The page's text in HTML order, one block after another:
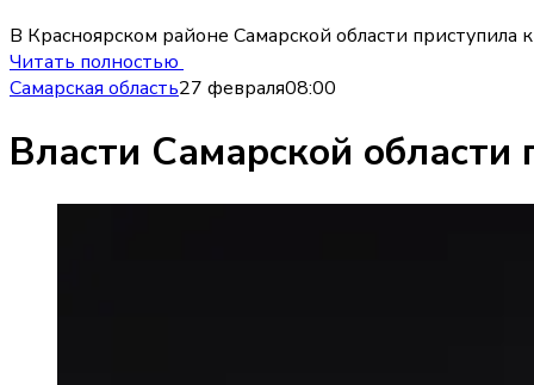
В Красноярском районе Самарской области
Читать полностью
Самарская область27 февраля08:00
Власти Самарской